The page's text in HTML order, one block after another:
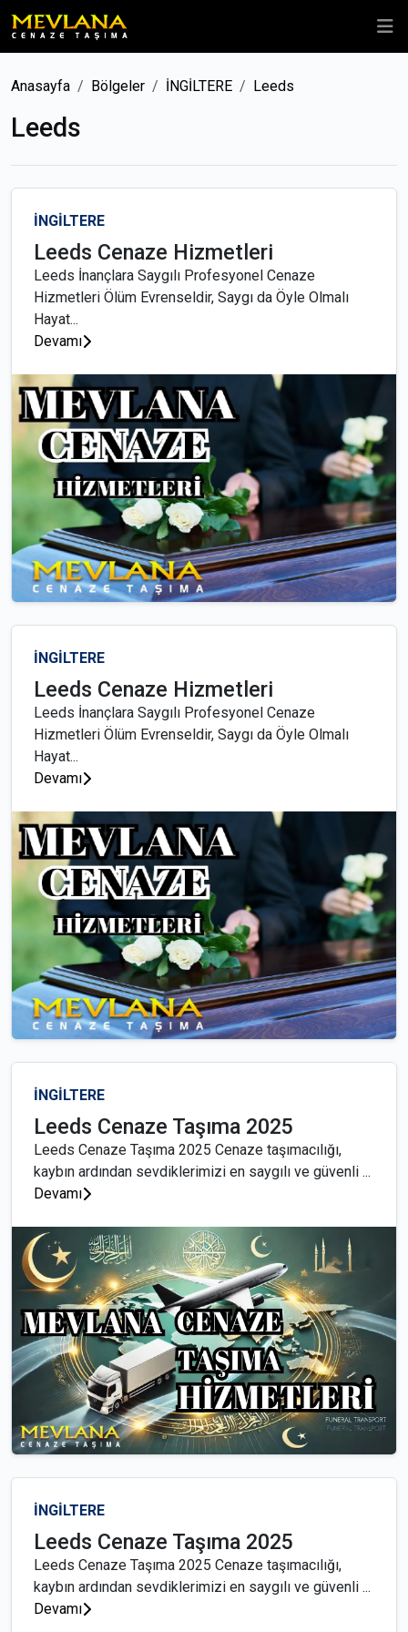
Anasayfa Bölgeler İNGİLTERE Leeds
Leeds
İNGİLTERE
Leeds Cenaze Hizmetleri
Leeds İnançlara Saygılı Profesyonel Cenaze
Hizmetleri Ölüm Evrenseldir, Saygı da Öyle Olmalı
Hayat...
Devamı
İNGİLTERE
Leeds Cenaze Hizmetleri
Leeds İnançlara Saygılı Profesyonel Cenaze
Hizmetleri Ölüm Evrenseldir, Saygı da Öyle Olmalı
Hayat...
Devamı
İNGİLTERE
Leeds Cenaze Taşıma 2025
Leeds Cenaze Taşıma 2025 Cenaze taşımacılığı,
kaybın ardından sevdiklerimizi en saygılı ve güvenli ...
Devamı
İNGİLTERE
Leeds Cenaze Taşıma 2025
Leeds Cenaze Taşıma 2025 Cenaze taşımacılığı,
kaybın ardından sevdiklerimizi en saygılı ve güvenli ...
Devamı